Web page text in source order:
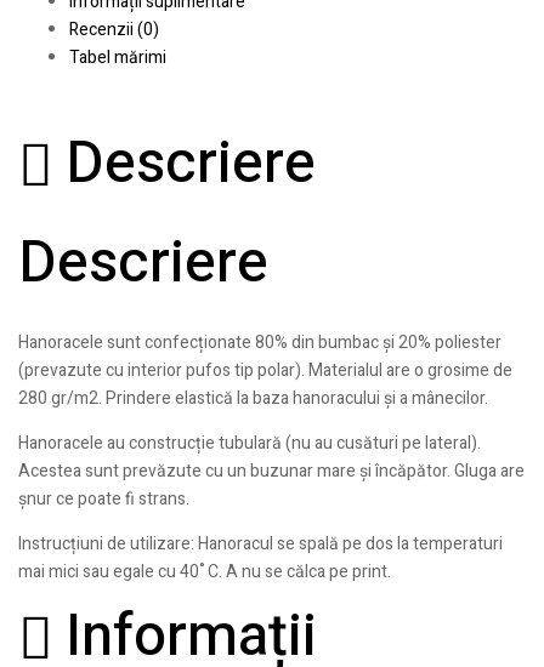
Recenzii (0)
Tabel mărimi
Descriere
Descriere
Hanoracele sunt confecționate 80% din bumbac și 20% poliester
(prevazute cu interior pufos tip polar). Materialul are o grosime de
280 gr/m2. Prindere elastică la baza hanoracului și a mânecilor.
Hanoracele au construcție tubulară (nu au cusături pe lateral).
Acestea sunt prevăzute cu un buzunar mare și încăpător. Gluga are
șnur ce poate fi strans.
Instrucțiuni de utilizare: Hanoracul se spală pe dos la temperaturi
mai mici sau egale cu 40˚C. A nu se călca pe print.
Informații